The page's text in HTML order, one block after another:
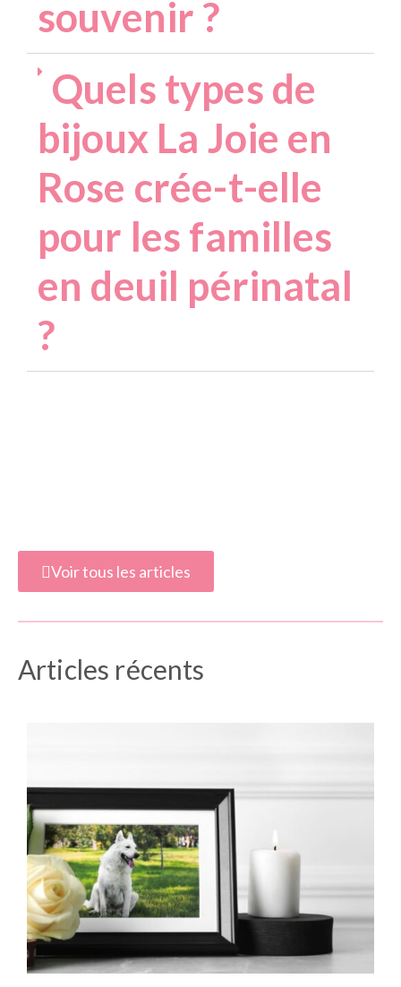
souvenir ?
Quels types de
bijoux La Joie en
Rose crée-t-elle
pour les familles
en deuil périnatal
?
Voir tous les articles
Articles récents